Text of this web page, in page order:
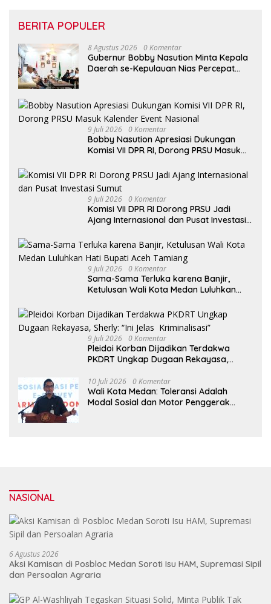
BERITA POPULER
8 Agustus 2026 0 Komentar
Gubernur Bobby Nasution Minta Kepala
Daerah se-Kepulauan Nias Percepat
9 Juli 2026 0 Komentar
Bobby Nasution Apresiasi Dukungan
Komisi VII DPR RI, Dorong PRSU Masuk
9 Juli 2026 0 Komentar
Komisi VII DPR RI Dorong PRSU Jadi
Ajang Internasional dan Pusat Investasi
9 Juli 2026 0 Komentar
Sama-Sama Terluka karena Banjir,
Ketulusan Wali Kota Medan Luluhkan
9 Juli 2026 0 Komentar
Pleidoi Korban Dijadikan Terdakwa
PKDRT Ungkap Dugaan Rekayasa,
10 Juli 2026 0 Komentar
Wali Kota Medan: Toleransi Adalah
Modal Sosial dan Motor Penggerak
NASIONAL
6 Agustus 2026
Aksi Kamisan di Posbloc Medan Soroti Isu HAM, Supremasi Sipil
dan Persoalan Agraria